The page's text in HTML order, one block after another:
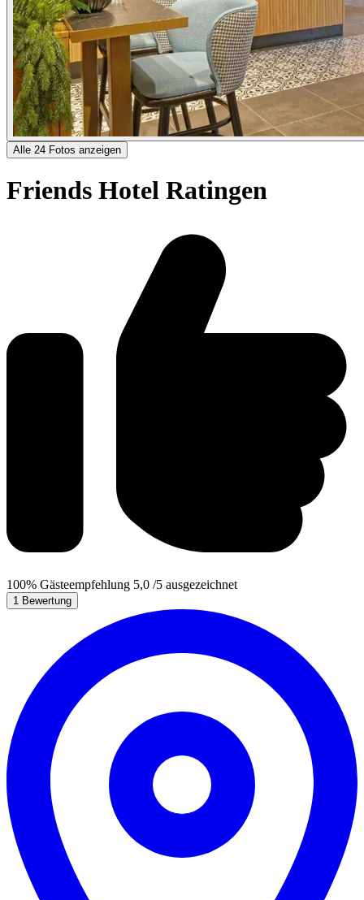
Alle 24 Fotos anzeigen
Friends Hotel Ratingen
100% Gästeempfehlung 5,0 /5 ausgezeichnet
1 Bewertung